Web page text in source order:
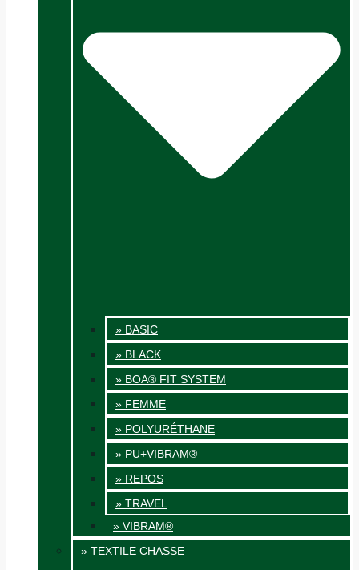
» BASIC
» BLACK
» BOA® FIT SYSTEM
» FEMME
» POLYURÉTHANE
» PU+VIBRAM®
» REPOS
» TRAVEL
» VIBRAM®
» TEXTILE CHASSE